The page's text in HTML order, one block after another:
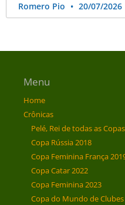
Romero Pio 20/07/2026
Menu
Home
Crônicas
Pelé, Rei de todas as Copas
Copa Rússia 2018
Copa Feminina França
Copa Catar 2022
Copa Feminina 2023
Copa do Mundo de Clubes